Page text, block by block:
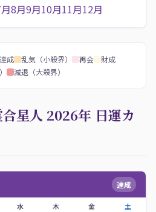
8月9月10月11月12月
達成 乱気（小殺界） 再会
財成
減退（大殺界）
星人 2026年 日運カ
達成
水 木 金 土